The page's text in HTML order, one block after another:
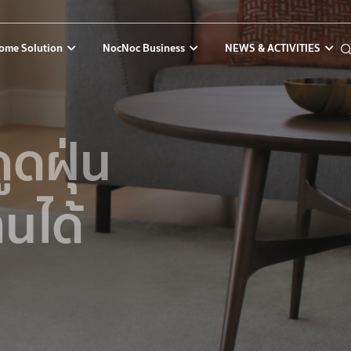
Solution NocNoc Business NEWS & ACTIVITIES
ดฝุ่น
ได้